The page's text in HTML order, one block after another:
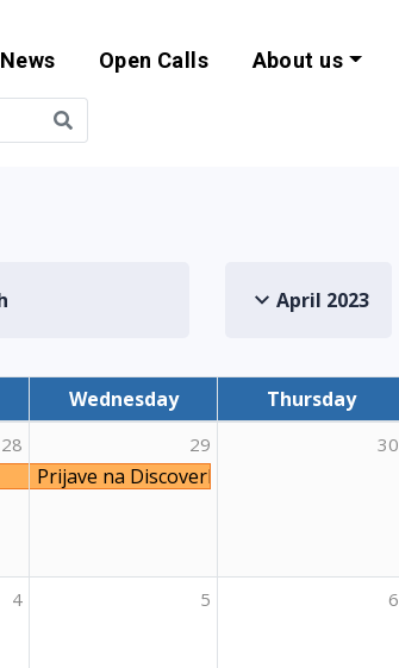
and
News Open Calls About us
April 2023
Wednesday Thursday
28 29
Prijave na DiscoverEU natječaj
30
4 5 6